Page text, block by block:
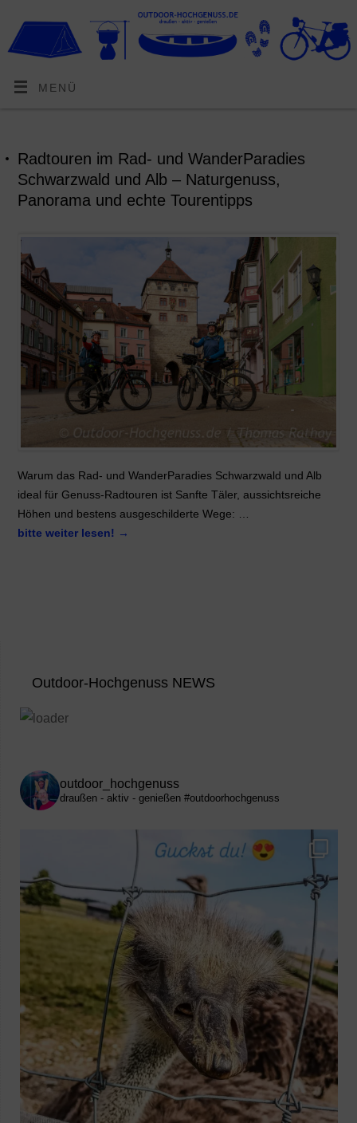
MENÜ
Radtouren im Rad- und WanderParadies
Schwarzwald und Alb – Naturgenuss,
Panorama und echte Tourentipps
Warum das Rad- und WanderParadies Schwarzwald und Alb
ideal für Genuss-Radtouren ist Sanfte Täler, aussichtsreiche
Höhen und bestens ausgeschilderte Wege: …
bitte weiter lesen! →
Outdoor-Hochgenuss NEWS
outdoor_hochgenuss
draußen - aktiv - genießen #outdoorhochgenuss